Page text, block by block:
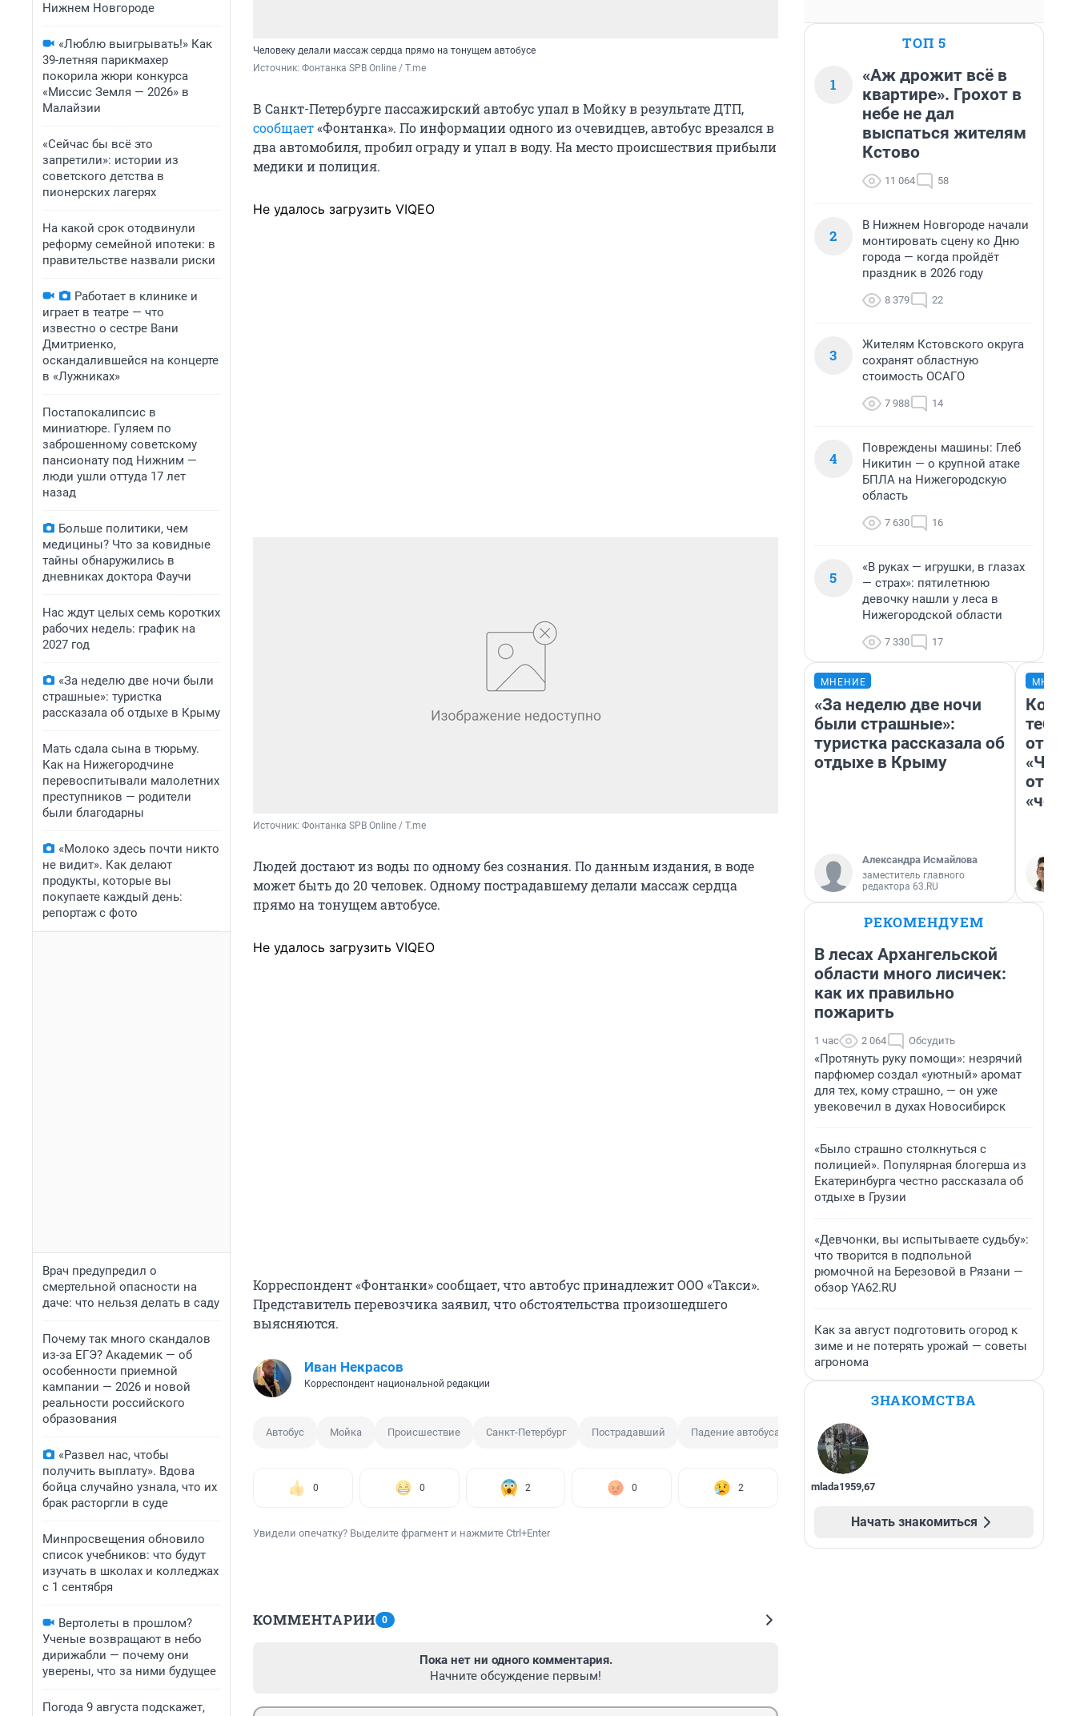
Нижнем Новгороде
«Люблю выигрывать!» Как
39-летняя парикмахер
покорила жюри конкурса
«Миссис Земля — 2026» в
Малайзии
«Сейчас бы всё это
запретили»: истории из
советского детства в
пионерских лагерях
На какой срок отодвинули
реформу семейной ипотеки: в
правительстве назвали риски
Работает в клинике и
играет в театре — что
известно о сестре Вани
Дмитриенко,
оскандалившейся на концерте
в «Лужниках»
Постапокалипсис в
миниатюре. Гуляем по
заброшенному советскому
пансионату под Нижним —
люди ушли оттуда 17 лет
назад
Больше политики, чем
медицины? Что за ковидные
тайны обнаружились в
дневниках доктора Фаучи
Нас ждут целых семь коротких
рабочих недель: график на
2027 год
«За неделю две ночи были
страшные»: туристка
рассказала об отдыхе в Крыму
Мать сдала сына в тюрьму.
Как на Нижегородчине
перевоспитывали малолетних
преступников — родители
были благодарны
«Молоко здесь почти никто
не видит». Как делают
продукты, которые вы
покупаете каждый день:
репортаж с фото
Врач предупредил о
смертельной опасности на
даче: что нельзя делать в саду
Почему так много скандалов
из-за ЕГЭ? Академик — об
особенности приемной
кампании — 2026 и новой
реальности российского
образования
«Развел нас, чтобы
получить выплату». Вдова
бойца случайно узнала, что их
брак расторгли в суде
Минпросвещения обновило
список учебников: что будут
изучать в школах и колледжах
с 1 сентября
Вертолеты в прошлом?
Ученые возвращают в небо
дирижабли — почему они
уверены, что за ними будущее
Погода 9 августа подскажет,
Человеку делали массаж сердца прямо на тонущем автобусе
Источник: Фонтанка SPB Online / T.me
В Санкт-Петербурге пассажирский автобус упал в Мойку в результате ДТП,
сообщает«Фонтанка». По информации одного из очевидцев, автобус врезался в
два автомобиля, пробил ограду и упал в воду. На место происшествия прибыли
медики и полиция.
Не удалось загрузить VIQEO
Источник: Фонтанка SPB Online / T.me
Людей достают из воды по одному без сознания. По данным издания, в воде
может быть до 20 человек. Одному пострадавшему делали массаж сердца
прямо на тонущем автобусе.
Не удалось загрузить VIQEO
Корреспондент «Фонтанки» сообщает, что автобус принадлежит ООО «Такси».
Представитель перевозчика заявил, что обстоятельства произошедшего
выясняются.
Иван Некрасов
Корреспондент национальной редакции
Автобус Мойка Происшествие Санкт-Петербург Пострадавший Падение автобуса
0 0 2 0 2
Увидели опечатку? Выделите фрагмент и нажмите Ctrl+Enter
КОММЕНТАРИИ 0
Пока нет ни одного комментария.
Начните обсуждение первым!
ТОП 5
1
«Аж дрожит всё в
квартире». Грохот в
небе не дал
выспаться жителям
Кстово
11 064 58
2
В Нижнем Новгороде начали
монтировать сцену ко Дню
города — когда пройдёт
праздник в 2026 году
8 379 22
3
Жителям Кстовского округа
сохранят областную
стоимость ОСАГО
7 988 14
4
Повреждены машины: Глеб
Никитин — о крупной атаке
БПЛА на Нижегородскую
область
7 630 16
5
«В руках — игрушки, в глазах
— страх»: пятилетнюю
девочку нашли у леса в
Нижегородской области
7 330 17
МНЕНИЕ
«За неделю две ночи
были страшные»:
туристка рассказала об
отдыхе в Крыму
Александра Исмайлова
заместитель главного
редактора 63.RU
тебя
РЕКОМЕНДУЕМ
В лесах Архангельской
области много лисичек:
как их правильно
пожарить
1 час 2 064 Обсудить
«Протянуть руку помощи»: незрячий
парфюмер создал «уютный» аромат
для тех, кому страшно, — он уже
увековечил в духах Новосибирск
«Было страшно столкнуться с
полицией». Популярная блогерша из
Екатеринбурга честно рассказала об
отдыхе в Грузии
«Девчонки, вы испытываете судьбу»:
что творится в подпольной
рюмочной на Березовой в Рязани —
обзор YA62.RU
Как за август подготовить огород к
зиме и не потерять урожай — советы
агронома
ЗНАКОМСТВА
mlada1959,67
Начать знакомиться